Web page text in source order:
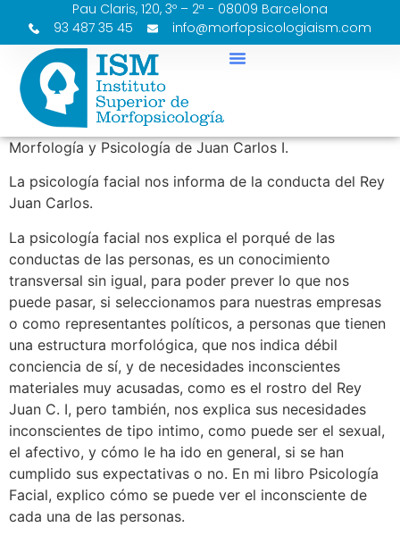
Pau Claris, 120, 3º – 2ª - 08009 Barcelona
93 487 35 45
info@morfopsicologiaism.com
Morfología y Psicología de Juan Carlos I.
La psicología facial nos informa de la conducta del Rey
Juan Carlos.
La psicología facial nos explica el porqué de las
conductas de las personas, es un conocimiento
transversal sin igual, para poder prever lo que nos
puede pasar, si seleccionamos para nuestras empresas
o como representantes políticos, a personas que tienen
una estructura morfológica, que nos indica débil
conciencia de sí, y de necesidades inconscientes
materiales muy acusadas, como es el rostro del Rey
Juan C. I, pero también, nos explica sus necesidades
inconscientes de tipo intimo, como puede ser el sexual,
el afectivo, y cómo le ha ido en general, si se han
cumplido sus expectativas o no. En mi libro Psicología
Facial, explico cómo se puede ver el inconsciente de
cada una de las personas.